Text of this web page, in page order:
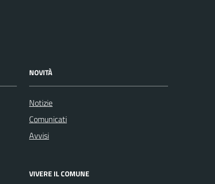
NOVITÀ
Notizie
Comunicati
Avvisi
VIVERE IL COMUNE